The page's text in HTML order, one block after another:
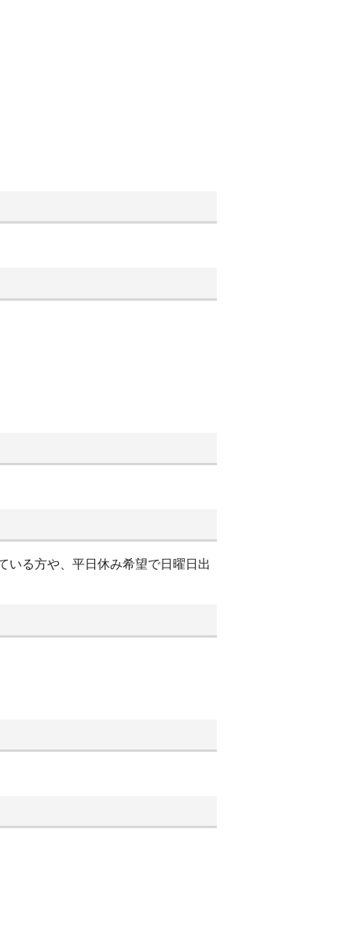
いる方や、平日休み希望で日曜日出